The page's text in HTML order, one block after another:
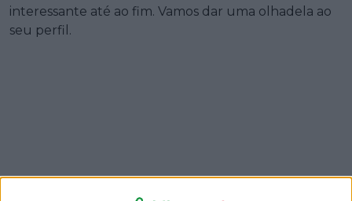
interessante até ao fim. Vamos dar uma olhadela ao
seu perfil.